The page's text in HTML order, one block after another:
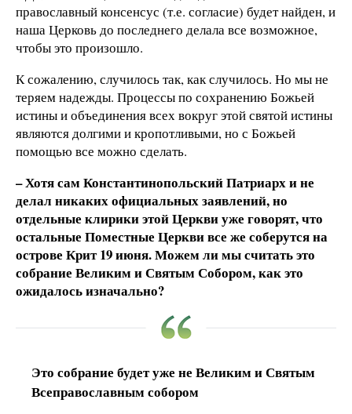
православный консенсус (т.е. согласие) будет найден, и
наша Церковь до последнего делала все возможное,
чтобы это произошло.
К сожалению, случилось так, как случилось. Но мы не
теряем надежды. Процессы по сохранению Божьей
истины и объединения всех вокруг этой святой истины
являются долгими и кропотливыми, но с Божьей
помощью все можно сделать.
– Хотя сам Константинопольский Патриарх и не
делал никаких официальных заявлений, но
отдельные клирики этой Церкви уже говорят, что
остальные Поместные Церкви все же соберутся на
острове Крит 19 июня. Можем ли мы считать это
собрание Великим и Святым Собором, как это
ожидалось изначально?
Это собрание будет уже не Великим и Святым
Всеправославным собором